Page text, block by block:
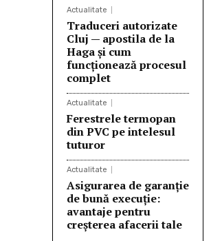
Actualitate
Traduceri autorizate
Cluj — apostila de la
Haga și cum
funcționează procesul
complet
Actualitate
Ferestrele termopan
din PVC pe intelesul
tuturor
Actualitate
Asigurarea de garanție
de bună execuție:
avantaje pentru
creșterea afacerii tale